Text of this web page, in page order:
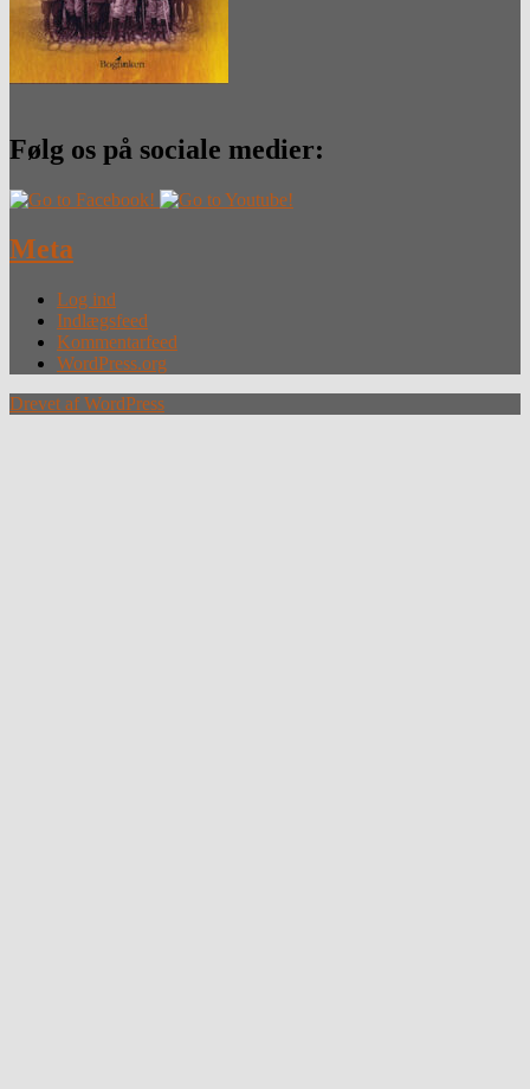
Følg os på sociale medier:
Meta
Log ind
Indlægsfeed
Kommentarfeed
WordPress.org
Drevet af WordPress